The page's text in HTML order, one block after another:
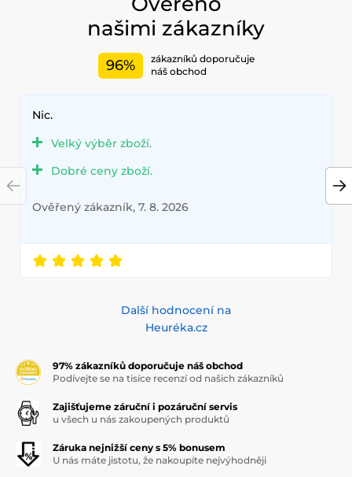
našimi zákazníky
96%
zákazníků doporučuje
náš obchod
Nic.
Velký výběr zboží.
Dobré ceny zboží.
Ověřený zákazník, 7. 8. 2026
Další hodnocení na
Heuréka.cz
97% zákazníků doporučuje náš obchod
Podívejte se na tisíce recenzí od našich zákazníků
Zajišťujeme záruční i pozáruční servis
u všech u nás zakoupených produktů
Záruka nejnižší ceny s 5% bonusem
U nás máte jistotu, že nakoupíte nejvýhodněji